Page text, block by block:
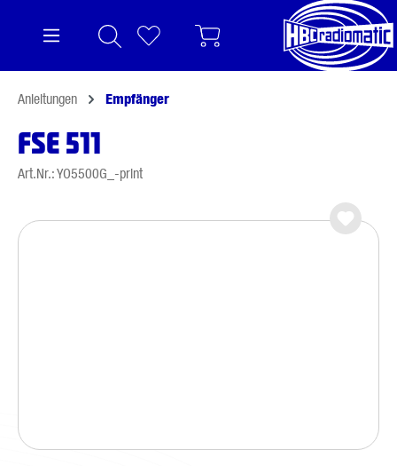
Anleitungen Empfänger
FSE 511
Art.Nr.: YO5500G_-print
Bildergalerie überspringen